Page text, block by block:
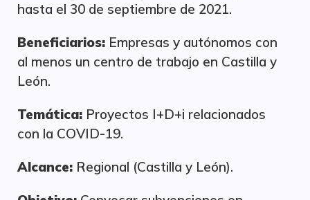
hasta el 30 de septiembre de 2021.
Beneficiarios: Empresas y autónomos con
al menos un centro de trabajo en Castilla y
León.
Temática: Proyectos I+D+i relacionados
con la COVID-19.
Alcance: Regional (Castilla y León).